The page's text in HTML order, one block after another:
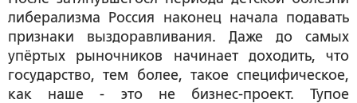
либерализма Россия наконец начала подавать
признаки выздоравливания. Даже до самых
упёртых рыночников начинает доходить, что
государство, тем более, такое специфическое,
как наше - это не бизнес-проект. Тупое